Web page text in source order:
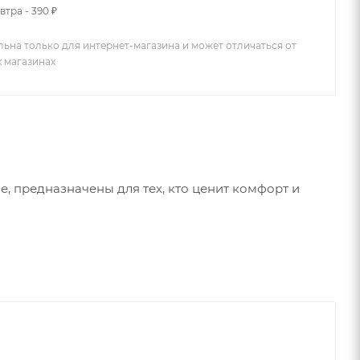
- 390 ₽
только для интернет-магазина и может отличаться от
магазинах
предназначены для тех, кто ценит комфорт и